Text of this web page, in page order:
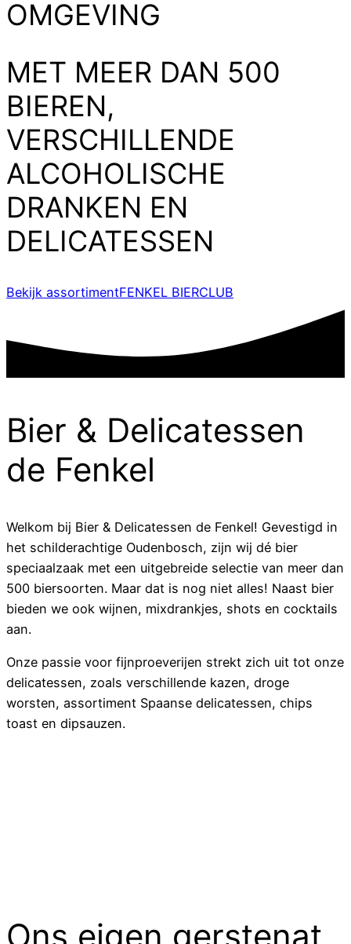
OMGEVING
MET MEER DAN 500
BIEREN,
VERSCHILLENDE
ALCOHOLISCHE
DRANKEN EN
DELICATESSEN
Bekijk assortimentFENKEL BIERCLUB
Bier & Delicatessen
de Fenkel
Welkom bij Bier & Delicatessen de Fenkel! Gevestigd in
het schilderachtige Oudenbosch, zijn wij dé bier
speciaalzaak met een uitgebreide selectie van meer dan
500 biersoorten. Maar dat is nog niet alles! Naast bier
bieden we ook wijnen, mixdrankjes, shots en cocktails
aan.
Onze passie voor fijnproeverijen strekt zich uit tot onze
delicatessen, zoals verschillende kazen, droge
worsten, assortiment Spaanse delicatessen, chips
toast en dipsauzen.
Ons eigen gerstenat